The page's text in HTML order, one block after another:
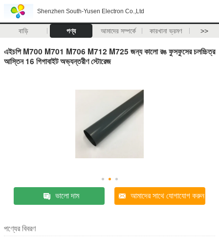
Shenzhen South-Yusen Electron Co.,Ltd
বাড়ি পণ্য আমাদের সম্পর্কে কারখানা ভ্রমণ >>
এইচপি M700 M701 M706 M712 M725 জন্য কালো রঙ ফুসফুসের চলচ্চিত্র
আস্তিন 16 গিগাবাইট অভ্যন্তরীণ স্টোরেজ
ভালো দাম আমাদের সাথে যোগাযোগ করুন
পণ্যের বিবরণ